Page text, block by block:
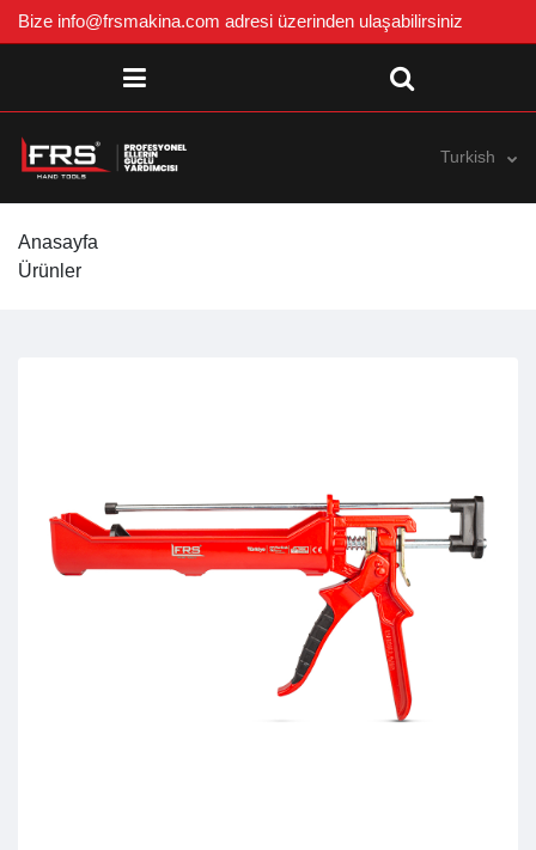
Bize info@frsmakina.com adresi üzerinden ulaşabilirsiniz
Turkish
Anasayfa
Ürünler